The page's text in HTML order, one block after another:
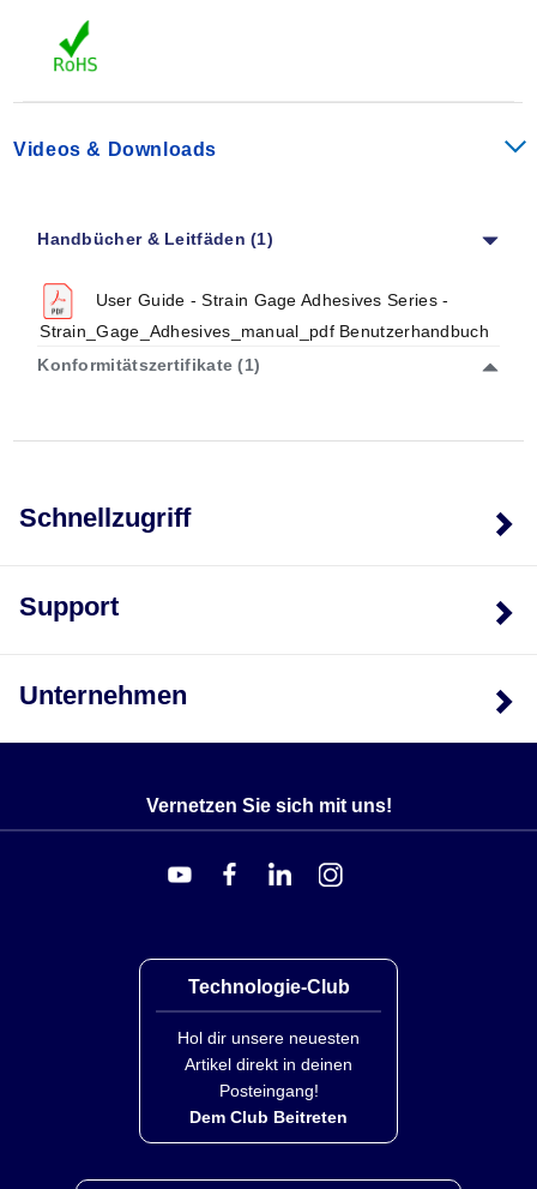
Videos & Downloads
Handbücher & Leitfäden (1)
User Guide - Strain Gage Adhesives Series -
Strain_Gage_Adhesives_manual_pdf Benutzerhandbuch
Konformitätszertifikate (1)
Schnellzugriff
Support
Unternehmen
Vernetzen Sie sich mit uns!
Technologie-Club
Hol dir unsere neuesten
Artikel direkt in deinen
Posteingang!
Dem Club Beitreten